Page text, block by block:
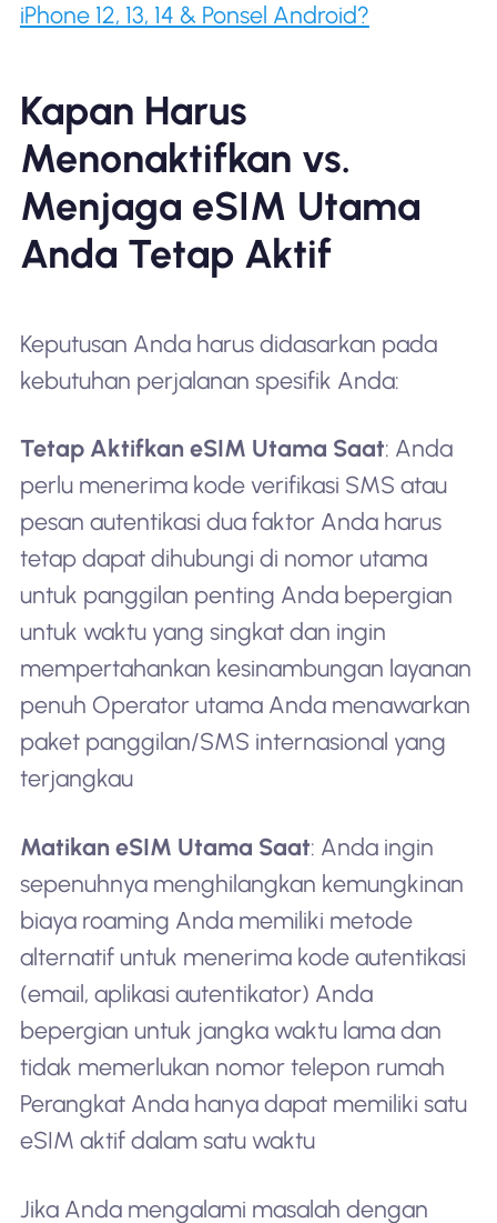
iPhone 12, 13, 14 & Ponsel Android?
Kapan Harus
Menonaktifkan vs.
Menjaga eSIM Utama
Anda Tetap Aktif
Keputusan Anda harus didasarkan pada
kebutuhan perjalanan spesifik Anda:
Tetap Aktifkan eSIM Utama Saat: Anda
perlu menerima kode verifikasi SMS atau
pesan autentikasi dua faktor Anda harus
tetap dapat dihubungi di nomor utama
untuk panggilan penting Anda bepergian
untuk waktu yang singkat dan ingin
mempertahankan kesinambungan layanan
penuh Operator utama Anda menawarkan
paket panggilan/SMS internasional yang
terjangkau
Matikan eSIM Utama Saat: Anda ingin
sepenuhnya menghilangkan kemungkinan
biaya roaming Anda memiliki metode
alternatif untuk menerima kode autentikasi
(email, aplikasi autentikator) Anda
bepergian untuk jangka waktu lama dan
tidak memerlukan nomor telepon rumah
Perangkat Anda hanya dapat memiliki satu
eSIM aktif dalam satu waktu
Jika Anda mengalami masalah dengan